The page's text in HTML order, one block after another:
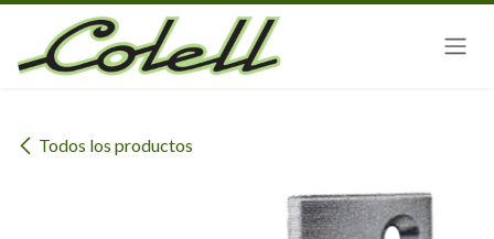
Ir al contenido
Todos los productos